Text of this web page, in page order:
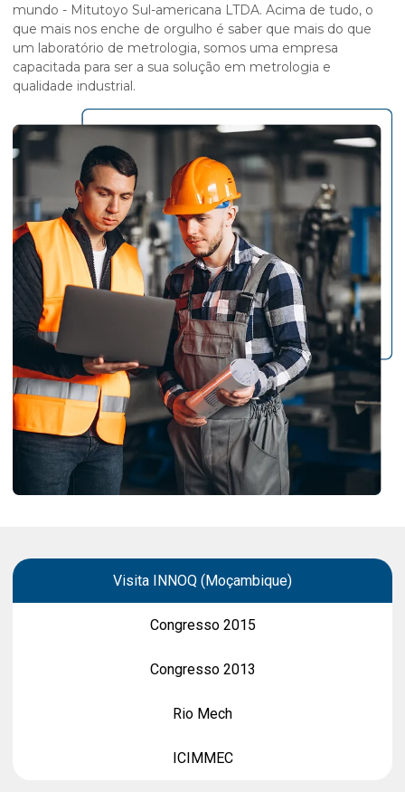
mundo - Mitutoyo Sul-americana LTDA. Acima de tudo, o
que mais nos enche de orgulho é saber que mais do que
um laboratório de metrologia, somos uma empresa
capacitada para ser a sua solução em metrologia e
qualidade industrial.
Visita INNOQ (Moçambique)
Congresso 2015
Congresso 2013
Rio Mech
ICIMMEC